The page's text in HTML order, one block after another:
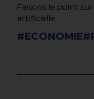
Faisons le point
artificielle
#ECONOMIE